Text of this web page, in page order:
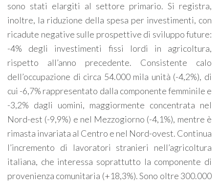
sono stati elargiti al settore primario. Si registra,
inoltre, la riduzione della spesa per investimenti, con
ricadute negative sulle prospettive di sviluppo future:
-4% degli investimenti fissi lordi in agricoltura,
rispetto all’anno precedente. Consistente calo
dell’occupazione di circa 54.000 mila unità (-4,2%), di
cui -6,7% rappresentato dalla componente femminile e
-3,2% dagli uomini, maggiormente concentrata nel
Nord-est (-9,9%) e nel Mezzogiorno (-4,1%), mentre è
rimasta invariata al Centro e nel Nord-ovest. Continua
l’incremento di lavoratori stranieri nell’agricoltura
italiana, che interessa soprattutto la componente di
provenienza comunitaria (+18,3%). Sono oltre 300.000